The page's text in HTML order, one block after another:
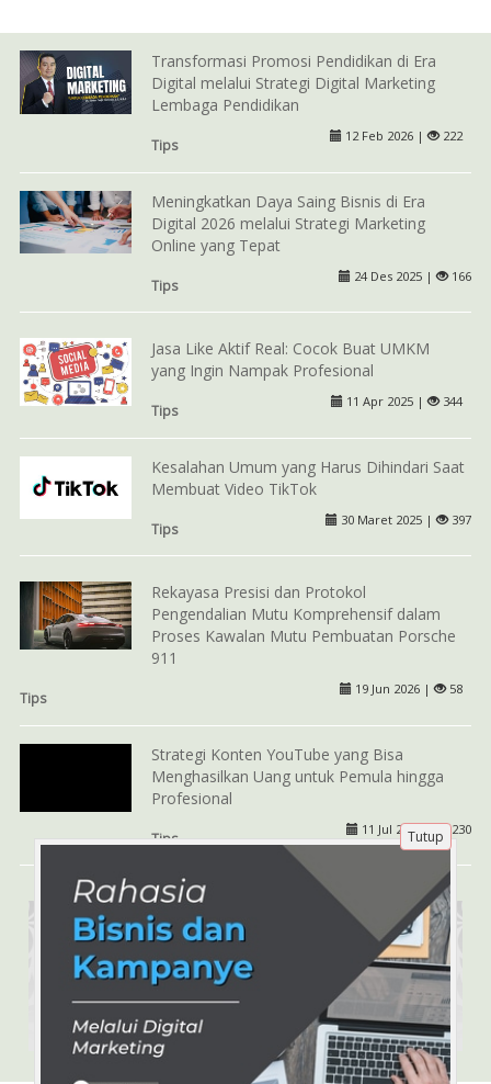
Transformasi Promosi Pendidikan di Era
Digital melalui Strategi Digital Marketing
Lembaga Pendidikan
Tips
12 Feb 2026 | 222
Meningkatkan Daya Saing Bisnis di Era
Digital 2026 melalui Strategi Marketing
Online yang Tepat
Tips
24 Des 2025 | 166
Jasa Like Aktif Real: Cocok Buat UMKM
yang Ingin Nampak Profesional
Tips
11 Apr 2025 | 344
Kesalahan Umum yang Harus Dihindari Saat
Membuat Video TikTok
Tips
30 Maret 2025 | 397
Rekayasa Presisi dan Protokol
Pengendalian Mutu Komprehensif dalam
Proses Kawalan Mutu Pembuatan Porsche
911
Tips
19 Jun 2026 | 58
Strategi Konten YouTube yang Bisa
Menghasilkan Uang untuk Pemula hingga
Profesional
Tips
11 Jul 2026 | 230
Tutup